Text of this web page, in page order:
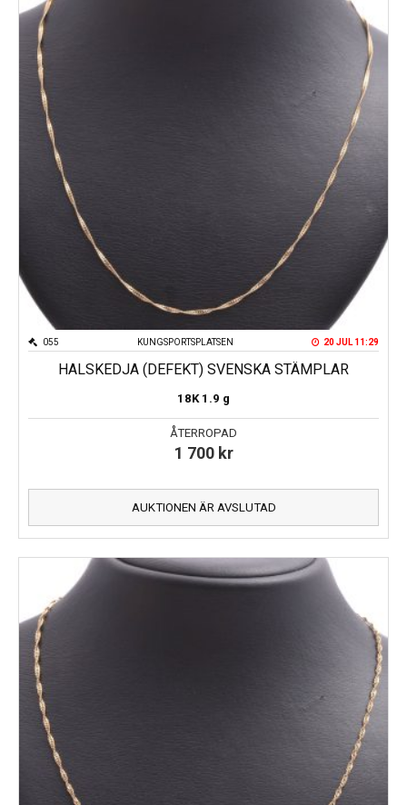
KUNGSPORTSPLATSEN
055 20 JUL 11:29
HALSKEDJA (DEFEKT) SVENSKA STÄMPLAR
18K 1.9 g
ÅTERROPAD
1 700 kr
AUKTIONEN ÄR AVSLUTAD